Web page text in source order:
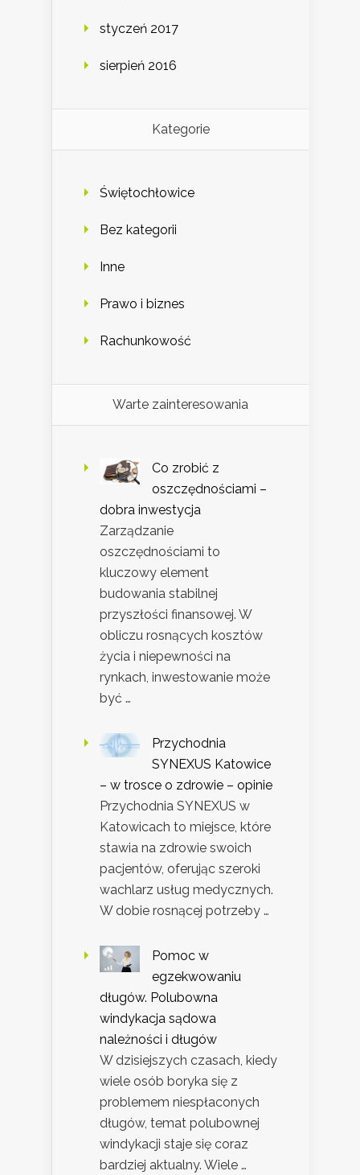
styczeń 2017
sierpień 2016
Kategorie
Świętochłowice
Bez kategorii
Inne
Prawo i biznes
Rachunkowość
Warte zainteresowania
Co zrobić z
oszczędnościami –
dobra inwestycja
Zarządzanie
oszczędnościami to
kluczowy element
budowania stabilnej
przyszłości finansowej. W
obliczu rosnących kosztów
życia i niepewności na
rynkach, inwestowanie może
być …
Przychodnia
SYNEXUS Katowice
– w trosce o zdrowie – opinie
Przychodnia SYNEXUS w
Katowicach to miejsce, które
stawia na zdrowie swoich
pacjentów, oferując szeroki
wachlarz usług medycznych.
W dobie rosnącej potrzeby …
Pomoc w
egzekwowaniu
długów. Polubowna
windykacja sądowa
należności i długów
W dzisiejszych czasach, kiedy
wiele osób boryka się z
problemem niespłaconych
długów, temat polubownej
windykacji staje się coraz
bardziej aktualny. Wiele …